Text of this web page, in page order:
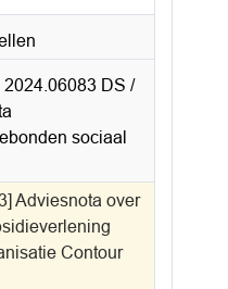
DS /
sociaal
Adviesnota over
Contour